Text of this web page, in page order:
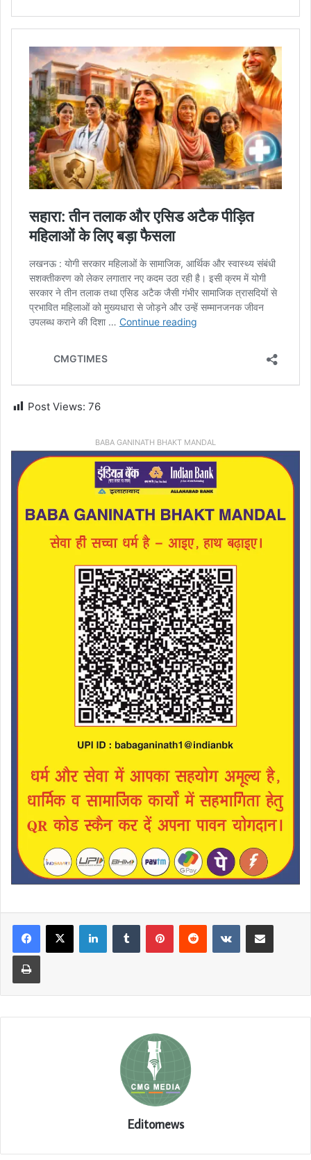
Post Views: 76
BABA GANINATH BHAKT MANDAL
LinkedInTumblr PinterestReddit VKontakteShare via Email
Print
Editornews